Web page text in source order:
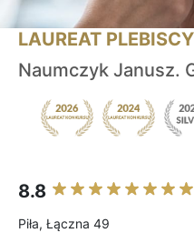
LAUREAT
Naumczyk Janusz.
8.8
Piła, Łączna 49